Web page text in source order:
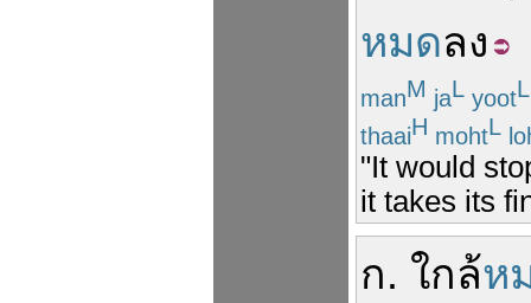
หมดลง
manM jaL yootL
thaaiH mohtL
"It would
it takes its
ก. ใกล้ห